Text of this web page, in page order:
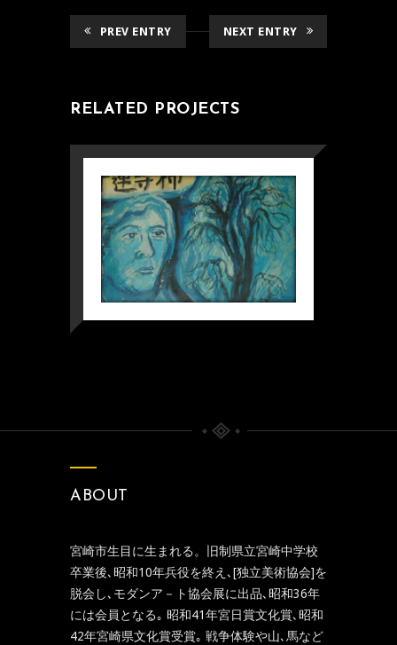
PREV ENTRY NEXT ENTRY
RELATED PROJECTS
ABOUT
宮崎市生目に生まれる。旧制県立宮崎中学校
卒業後､昭和10年兵役を終え､[独立美術協会]を
脱会し､モダンア－ト協会展に出品､昭和36年
には会員となる｡ 昭和41年宮日賞文化賞､昭和
42年宮崎県文化賞受賞｡ 戦争体験や山､馬など